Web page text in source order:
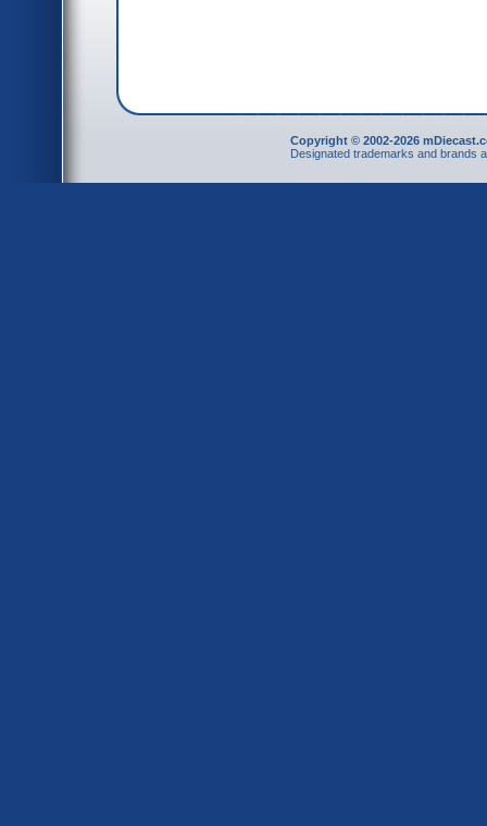
Copyright © 2002-2026
Designated trademarks and brands